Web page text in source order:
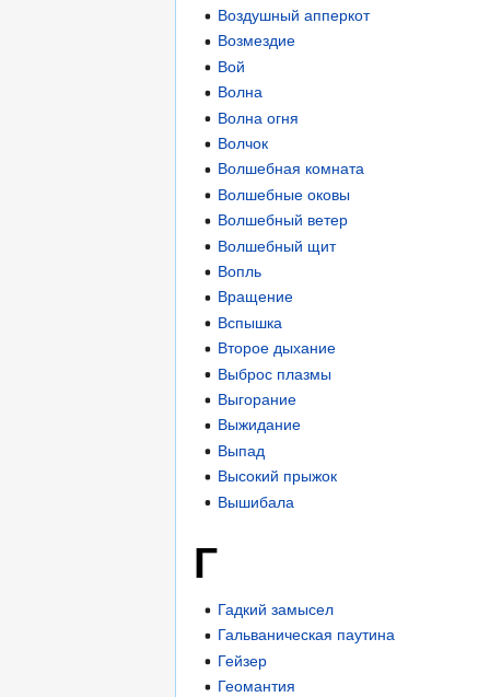
Воздушный апперкот
Возмездие
Вой
Волна
Волна огня
Волчок
Волшебная комната
Волшебные оковы
Волшебный ветер
Волшебный щит
Вопль
Вращение
Вспышка
Второе дыхание
Выброс плазмы
Выгорание
Выжидание
Выпад
Высокий прыжок
Вышибала
Г
Гадкий замысел
Гальваническая паутина
Гейзер
Геомантия